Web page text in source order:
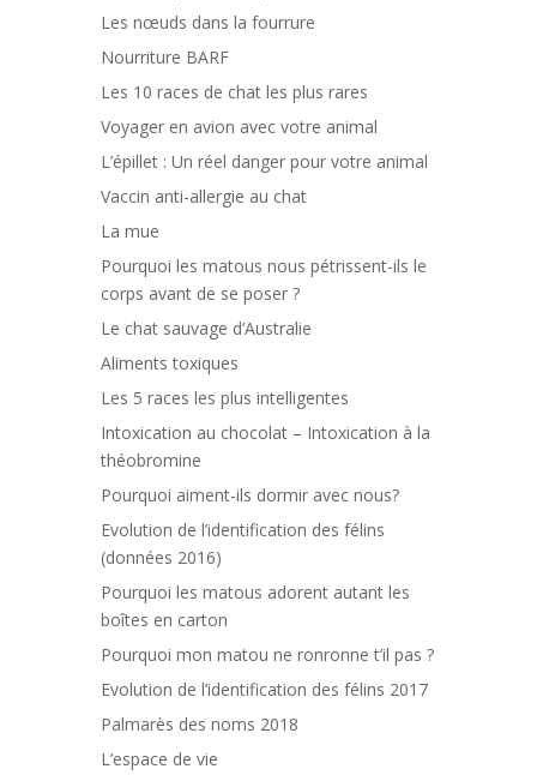
Les nœuds dans la fourrure
Nourriture BARF
Les 10 races de chat les plus rares
Voyager en avion avec votre animal
L’épillet : Un réel danger pour votre animal
Vaccin anti-allergie au chat
La mue
Pourquoi les matous nous pétrissent-ils le
corps avant de se poser ?
Le chat sauvage d’Australie
Aliments toxiques
Les 5 races les plus intelligentes
Intoxication au chocolat – Intoxication à la
théobromine
Pourquoi aiment-ils dormir avec nous?
Evolution de l’identification des félins
(données 2016)
Pourquoi les matous adorent autant les
boîtes en carton
Pourquoi mon matou ne ronronne t’il pas ?
Evolution de l’identification des félins 2017
Palmarès des noms 2018
L’espace de vie